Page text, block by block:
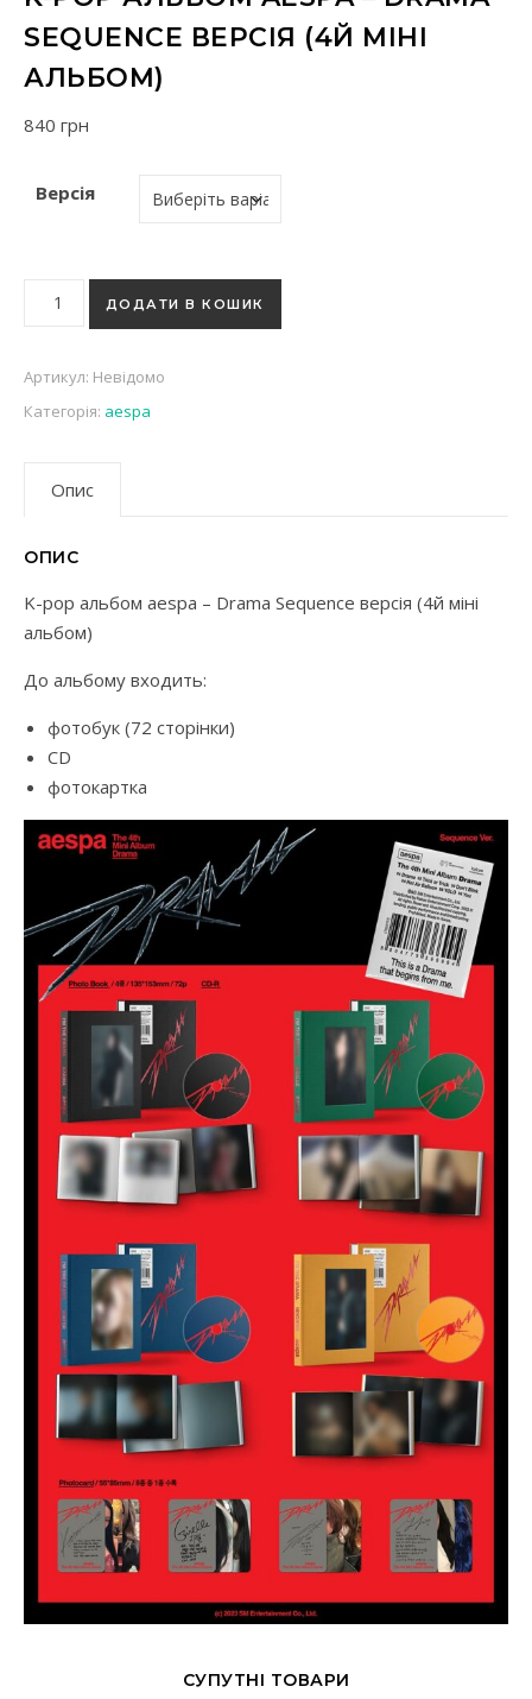
SEQUENCE ВЕРСІЯ (4Й МІНІ
АЛЬБОМ)
840 грн
Версія
K-pop альбом aespa - Drama Sequence версія (4й міні
ДОДАТИ В КОШИК
Артикул: Невідомо
Категорія: aespa
Опис
ОПИС
K-pop альбом aespa – Drama Sequence версія (4й міні
альбом)
До альбому входить:
фотобук (72 сторінки)
CD
фотокартка
СУПУТНІ ТОВАРИ